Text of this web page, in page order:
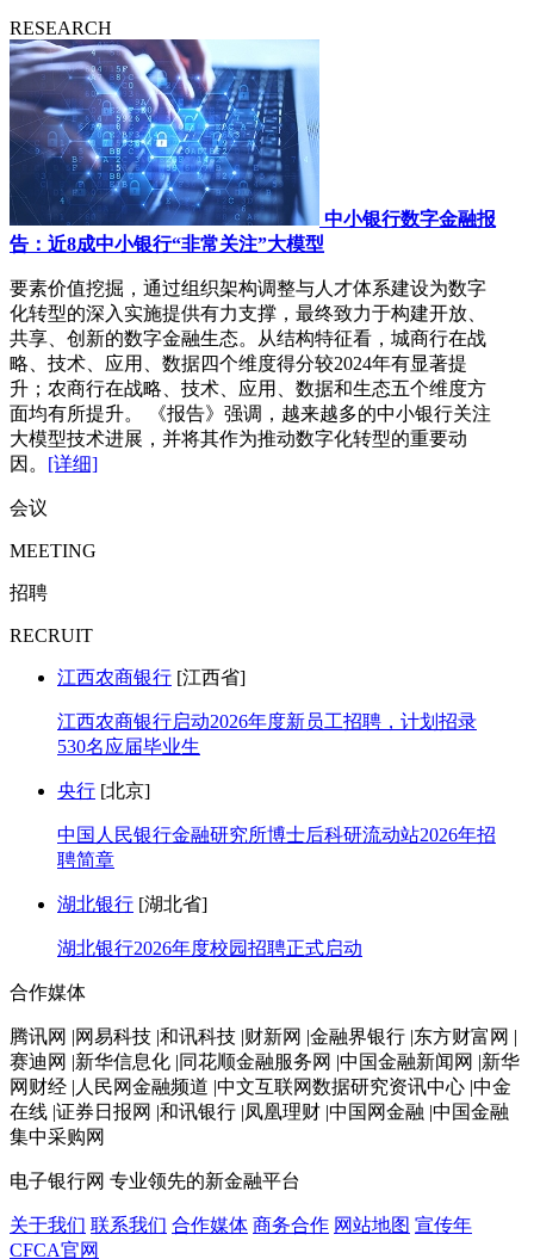
RESEARCH
中小银行数字金融报
告：近8成中小银行“非常关注”大模型
要素价值挖掘，通过组织架构调整与人才体系建设为数字
化转型的深入实施提供有力支撑，最终致力于构建开放、
共享、创新的数字金融生态。从结构特征看，城商行在战
略、技术、应用、数据四个维度得分较2024年有显著提
升；农商行在战略、技术、应用、数据和生态五个维度方
面均有所提升。 《报告》强调，越来越多的中小银行关注
大模型技术进展，并将其作为推动数字化转型的重要动
因。 [详细]
会议
MEETING
招聘
RECRUIT
江西农商银行 [江西省]
江西农商银行启动2026年度新员工招聘，计划招录
530名应届毕业生
央行 [北京]
中国人民银行金融研究所博士后科研流动站2026年招
聘简章
湖北银行 [湖北省]
湖北银行2026年度校园招聘正式启动
合作媒体
腾讯网 |网易科技 |和讯科技 |财新网 |金融界银行 |东方财富网 |
赛迪网 |新华信息化 |同花顺金融服务网 |中国金融新闻网 |新华
网财经 |人民网金融频道 |中文互联网数据研究资讯中心 |中金
在线 |证券日报网 |和讯银行 |凤凰理财 |中国网金融 |中国金融
集中采购网
电子银行网 专业领先的新金融平台
关于我们 联系我们 合作媒体 商务合作 网站地图 宣传年
CFCA官网